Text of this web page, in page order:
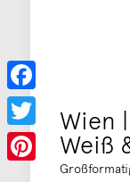
Wien
Weiß
Facebook
Twitter